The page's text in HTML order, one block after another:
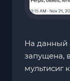
На данный
запущена,
мультисиг